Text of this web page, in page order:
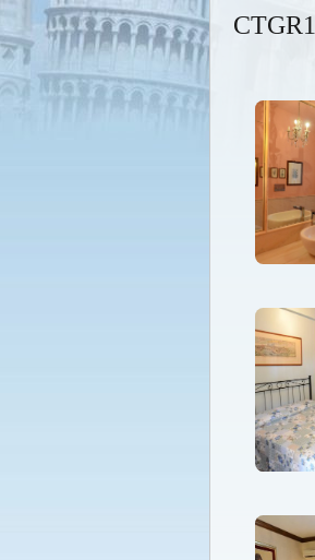
CTGR1